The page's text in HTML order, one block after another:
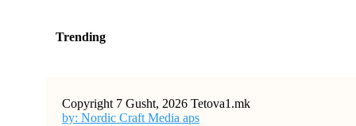
Trending
Copyright 7 Gusht, 2026 Tetova1.mk
by: Nordic Craft Media aps